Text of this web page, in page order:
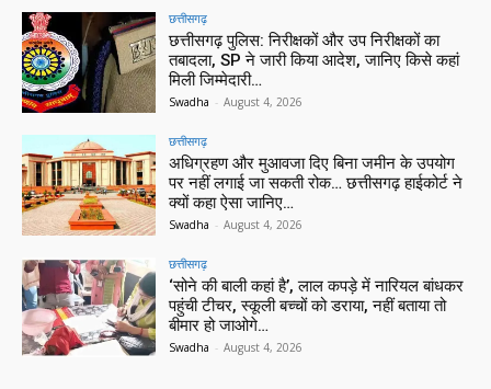
छत्तीसगढ़
छत्तीसगढ़ पुलिस: निरीक्षकों और उप निरीक्षकों का
तबादला, SP ने जारी किया आदेश, जानिए किसे कहां
मिली जिम्मेदारी…
Swadha - August 4, 2026
छत्तीसगढ़
अधिग्रहण और मुआवजा दिए बिना जमीन के उपयोग
पर नहीं लगाई जा सकती रोक… छत्तीसगढ़ हाईकोर्ट ने
क्यों कहा ऐसा जानिए…
Swadha - August 4, 2026
छत्तीसगढ़
‘सोने की बाली कहां है’, लाल कपड़े में नारियल बांधकर
पहुंची टीचर, स्कूली बच्चों को डराया, नहीं बताया तो
बीमार हो जाओगे…
Swadha - August 4, 2026